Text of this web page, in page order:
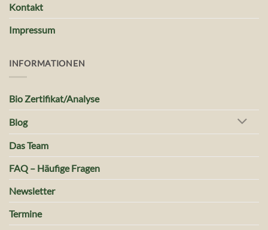
Kontakt
Impressum
INFORMATIONEN
Bio Zertifikat/Analyse
Blog
Das Team
FAQ – Häufige Fragen
Newsletter
Termine